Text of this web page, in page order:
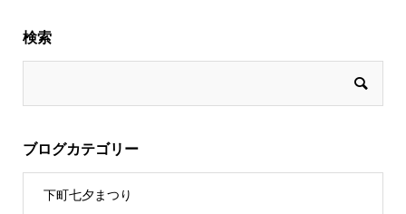
検索
ブログカテゴリー
下町七夕まつり